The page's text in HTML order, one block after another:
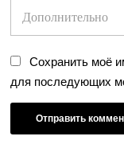
Сохранить моё
для последующих